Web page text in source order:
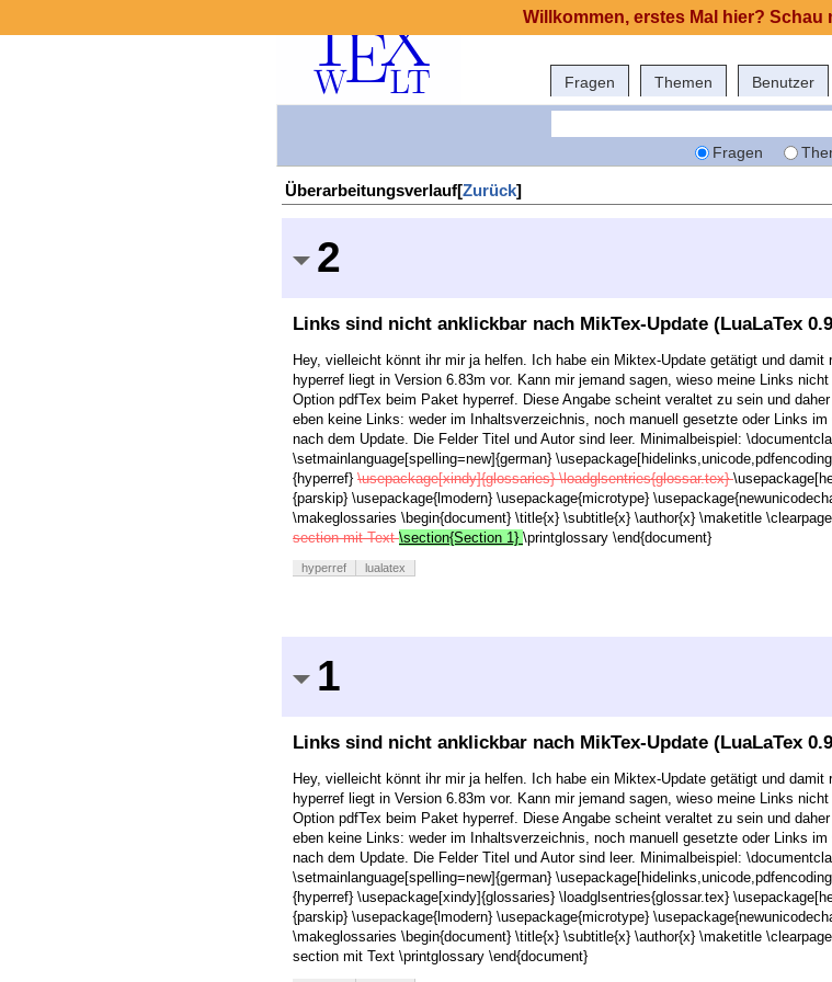
Fragen Themen Benutzer
Fragen
Überarbeitungsverlauf[Zurück]
2
Links sind nicht anklickbar nach MikTex-Update (LuaLaTex
Hey, vielleicht könnt ihr mir ja helfen. Ich habe ein Miktex-Update getätigt und
hyperref liegt in Version 6.83m vor. Kann mir jemand sagen, wieso meine Links
Option pdfTex beim Paket hyperref. Diese Angabe scheint veraltet zu sein und
eben keine Links: weder im Inhaltsverzeichnis, noch manuell gesetzte oder Links
nach dem Update. Die Felder Titel und Autor sind leer. Minimalbeispiel:
\setmainlanguage[spelling=new]{german}
{hyperref} \usepackage[xindy]{glossaries} \loadglsentries{glossar.tex}
{parskip} \usepackage{lmodern} \usepackage{microtype}
\makeglossaries \begin{document} \title{x} \subtitle{x} \author{x} \maketitle
section mit Text\section{Section 1} \printglossary \end{document}
hyperref lualatex
1
Links sind nicht anklickbar nach MikTex-Update (LuaLaTex
Hey, vielleicht könnt ihr mir ja helfen. Ich habe ein Miktex-Update getätigt und
hyperref liegt in Version 6.83m vor. Kann mir jemand sagen, wieso meine Links
Option pdfTex beim Paket hyperref. Diese Angabe scheint veraltet zu sein und
eben keine Links: weder im Inhaltsverzeichnis, noch manuell gesetzte oder Links
nach dem Update. Die Felder Titel und Autor sind leer. Minimalbeispiel:
\setmainlanguage[spelling=new]{german}
{hyperref} \usepackage[xindy]{glossaries} \loadglsentries{glossar.tex}
{parskip} \usepackage{lmodern} \usepackage{microtype}
\makeglossaries \begin{document} \title{x} \subtitle{x} \author{x} \maketitle
section mit Text \printglossary \end{document}
Willkommen, erstes Mal hier? Schau